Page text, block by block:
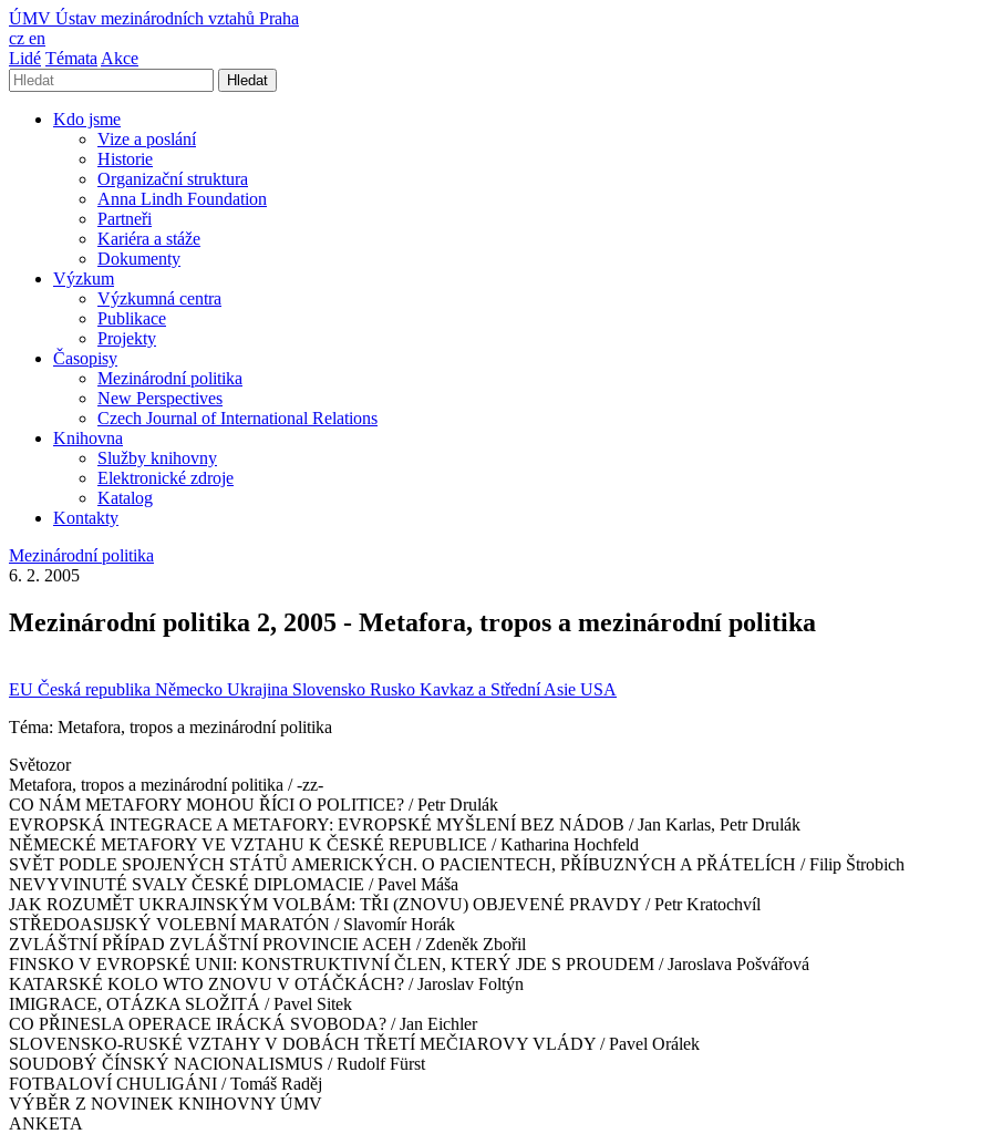
ÚMV Ústav mezinárodních vztahů Praha
cz en
Lidé Témata Akce
Hledat
Kdo jsme
Vize a poslání
Historie
Organizační struktura
Anna Lindh Foundation
Partneři
Kariéra a stáže
Dokumenty
Výzkum
Výzkumná centra
Publikace
Projekty
Časopisy
Mezinárodní politika
New Perspectives
Czech Journal of International Relations
Knihovna
Služby knihovny
Elektronické zdroje
Katalog
Kontakty
Mezinárodní politika
6. 2. 2005
Mezinárodní politika 2, 2005 - Metafora, tropos a mezinárodní politika
EU Česká republika Německo Ukrajina Slovensko Rusko Kavkaz a Střední Asie USA
Téma: Metafora, tropos a mezinárodní politika
Světozor
Metafora, tropos a mezinárodní politika / -zz-
CO NÁM METAFORY MOHOU ŘÍCI O POLITICE? / Petr Drulák
EVROPSKÁ INTEGRACE A METAFORY: EVROPSKÉ MYŠLENÍ BEZ NÁDOB / Jan Karlas, Petr Drulák
NĚMECKÉ METAFORY VE VZTAHU K ČESKÉ REPUBLICE / Katharina Hochfeld
SVĚT PODLE SPOJENÝCH STÁTŮ AMERICKÝCH. O PACIENTECH, PŘÍBUZNÝCH A PŘÁTELÍCH / Filip Štrobich
NEVYVINUTÉ SVALY ČESKÉ DIPLOMACIE / Pavel Máša
JAK ROZUMĚT UKRAJINSKÝM VOLBÁM: TŘI (ZNOVU) OBJEVENÉ PRAVDY / Petr Kratochvíl
STŘEDOASIJSKÝ VOLEBNÍ MARATÓN / Slavomír Horák
ZVLÁŠTNÍ PŘÍPAD ZVLÁŠTNÍ PROVINCIE ACEH / Zdeněk Zbořil
FINSKO V EVROPSKÉ UNII: KONSTRUKTIVNÍ ČLEN, KTERÝ JDE S PROUDEM / Jaroslava Pošvářová
KATARSKÉ KOLO WTO ZNOVU V OTÁČKÁCH? / Jaroslav Foltýn
IMIGRACE, OTÁZKA SLOŽITÁ / Pavel Sitek
CO PŘINESLA OPERACE IRÁCKÁ SVOBODA? / Jan Eichler
SLOVENSKO-RUSKÉ VZTAHY V DOBÁCH TŘETÍ MEČIAROVY VLÁDY / Pavel Orálek
SOUDOBÝ ČÍNSKÝ NACIONALISMUS / Rudolf Fürst
FOTBALOVÍ CHULIGÁNI / Tomáš Raděj
VÝBĚR Z NOVINEK KNIHOVNY ÚMV
ANKETA